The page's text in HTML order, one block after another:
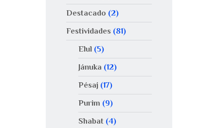
Destacado (2)
Festividades (81)
Elul(5)
Jánuka (12)
Pésaj(17)
Purim (9)
Shabat(4)